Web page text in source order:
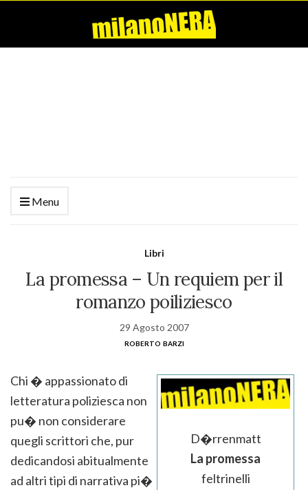
Menu
Libri
La promessa – Un requiem per il
romanzo poiliziesco
29 Agosto 2007
roberto barzi
D�rrenmatt
La promessa
feltrinelli
Chi � appassionato di
letteratura poliziesca non
pu� non considerare
quegli scrittori che, pur
dedicandosi abitualmente
ad altri tipi di narrativa pi�